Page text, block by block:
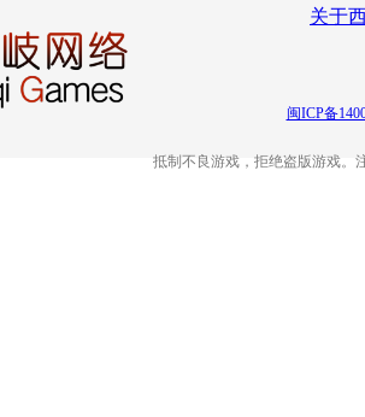
关于
闽ICP备
抵制不良游戏，拒绝盗版游戏。